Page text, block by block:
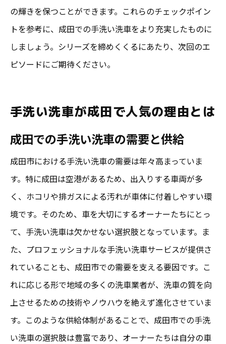
の輝きを保つことができます。これらのチェックポイン
トを参考に、成田での手洗い洗車をより充実したものに
しましょう。シリーズを締めくくるにあたり、次回のエ
ピソードにご期待ください。
手洗い洗車が成田で人気の理由とは
成田での手洗い洗車の需要と供給
成田市における手洗い洗車の需要は年々高まっていま
す。特に成田は空港があるため、出入りする車両が多
く、ホコリや排ガスによる汚れが車体に付着しやすい環
境です。そのため、車を大切にするオーナーたちにとっ
て、手洗い洗車は欠かせない選択肢となっています。ま
た、プロフェッショナルな手洗い洗車サービスが提供さ
れていることも、成田市での需要を支える要因です。こ
れに応じる形で地域の多くの洗車業者が、洗車の質を向
上させるための技術やノウハウを絶えず進化させていま
す。このような供給体制があることで、成田市での手洗
い洗車の選択肢は豊富であり、オーナーたちは自分の車